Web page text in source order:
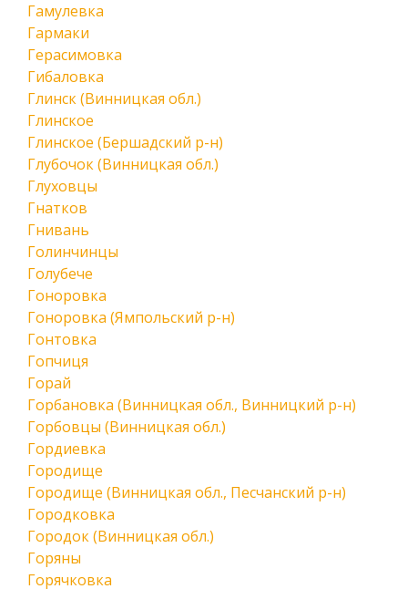
Гамулевка
Гармаки
Герасимовка
Гибаловка
Глинск (Винницкая обл.)
Глинское
Глинское (Бершадский р-н)
Глубочок (Винницкая обл.)
Глуховцы
Гнатков
Гнивань
Голинчинцы
Голубече
Гоноровка
Гоноровка (Ямпольский р-н)
Гонтовка
Гопчиця
Горай
Горбановка (Винницкая обл., Винницкий р-н)
Горбовцы (Винницкая обл.)
Гордиевка
Городище
Городище (Винницкая обл., Песчанский р-н)
Городковка
Городок (Винницкая обл.)
Горяны
Горячковка